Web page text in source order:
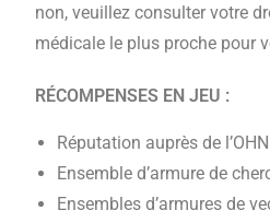
non, veuillez consulter votre
médicale le plus proche pour
RÉCOMPENSES EN JEU :
Réputation auprès de
Ensemble d’armure de
Ensembles d’armures de